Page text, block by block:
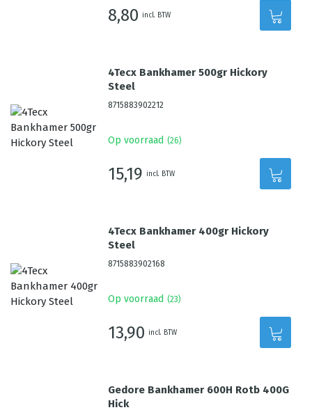
8,80 incl. BTW
4Tecx Bankhamer 500gr Hickory
Steel
8715883902212
Op voorraad (26)
15,19 incl. BTW
4Tecx Bankhamer 400gr Hickory
Steel
8715883902168
Op voorraad (23)
13,90 incl. BTW
Gedore Bankhamer 600H Rotb 400G
Hick